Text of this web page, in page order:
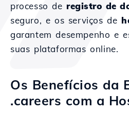
processo deregistro de
seguro, e os serviços de
garantem desempenho e
suas plataformas online.
Os Benefícios da
.careers com a